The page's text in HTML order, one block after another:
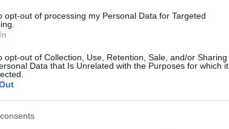
opt-out of processing my Personal Data for Targeted
opt-out of Collection, Use, Retention, Sale, and/or Sharing
Data that Is Unrelated with the Purposes for which it
nell’era digitale
diintelligenza artificiale, la
scambio di informazioni a unatto di
la comunicazione come un mero
sociale, educativo e democratico che
fruitori di contenuti.